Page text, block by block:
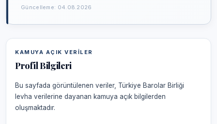
Güncelleme: 04.08.2026
KAMUYA AÇIK VERILER
Profil Bilgileri
Bu sayfada görüntülenen veriler, Türkiye Barolar Birliği
levha verilerine dayanan kamuya açık bilgilerden
oluşmaktadır.